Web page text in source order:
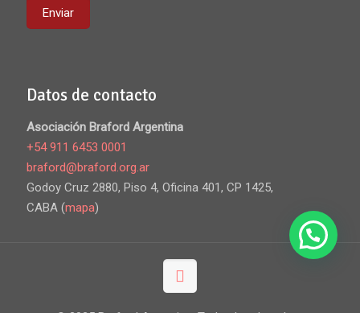
Datos de contacto
Asociación Braford Argentina
+54 911 6453 0001
braford@braford.org.ar
Godoy Cruz 2880, Piso 4, Oficina 401, CP 1425,
CABA (mapa)